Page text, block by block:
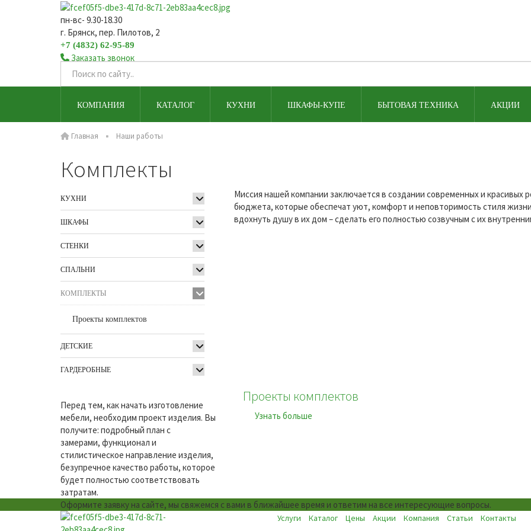
пн-вс- 9.30-18.30
г. Брянск, пер. Пилотов, 2
+7 (4832) 62-95-89
Заказать звонок
КОМПАНИЯ КАТАЛОГ КУХНИ ШКАФЫ-КУПЕ БЫТОВАЯ ТЕХНИКА АКЦИИ
Главная Наши работы
Комплекты
КУХНИ
ШКАФЫ
СТЕНКИ
СПАЛЬНИ
КОМПЛЕКТЫ
Проекты комплектов
ДЕТСКИЕ
ГАРДЕРОБНЫЕ
Перед тем, как начать изготовление
мебели, необходим проект изделия. Вы
получите: подробный план с
замерами, функционал и
стилистическое направление изделия,
безупречное качество работы, которое
будет полностью соответствовать
затратам.
Миссия нашей компании заключается в создании современных и
бюджета, которые обеспечат уют, комфорт и неповторимость стиля
вдохнуть душу в их дом – сделать его полностью созвучным с их
Проекты комплектов
Узнать больше
Оформите заявку на сайте, мы свяжемся с вами в ближайшее время и ответим на все интересующие вопросы.
Услуги Каталог Цены Акции Компания Статьи Контакты